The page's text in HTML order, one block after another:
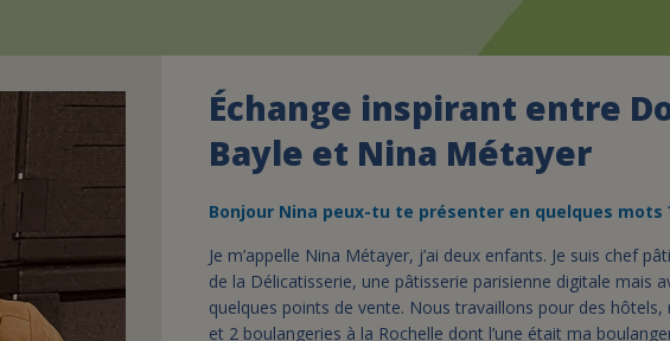
Échange inspirant entre
Bayle et Nina Métayer
Bonjour Nina peux-tu te présenter en quelques mots
Je m’appelle Nina Métayer, j’ai deux enfants. Je suis chef
de la Délicatisserie, une pâtisserie parisienne digitale mais
quelques points de vente. Nous travaillons pour des
et 2 boulangeries à la Rochelle dont l’une était ma